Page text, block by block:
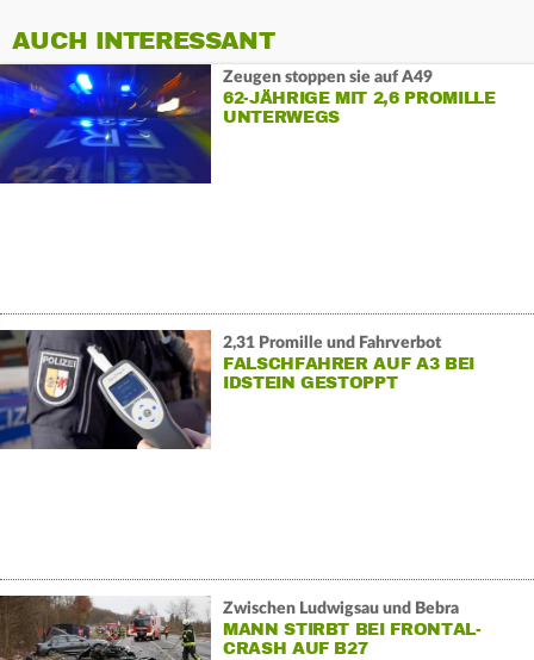
AUCH INTERESSANT
Zeugen stoppen sie auf A49
62-JÄHRIGE MIT 2,6 PROMILLE
UNTERWEGS
2,31 Promille und Fahrverbot
FALSCHFAHRER AUF A3 BEI
IDSTEIN GESTOPPT
Zwischen Ludwigsau und Bebra
MANN STIRBT BEI FRONTAL-
CRASH AUF B27